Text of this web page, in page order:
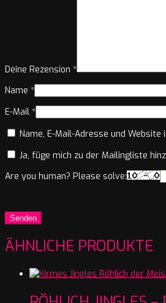
Deine Rezension *
Name *
E-Mail *
Name, E-Mail-Adresse und
Ja, füge mich zu der Mailingliste
Are you human? Please solve:
ÄHNLICHE PRODUKTE